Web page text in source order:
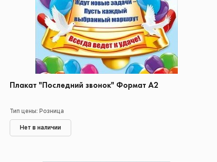
Плакат "Последний звонок" Формат А2
Тип цены: Розница
Нет в наличии